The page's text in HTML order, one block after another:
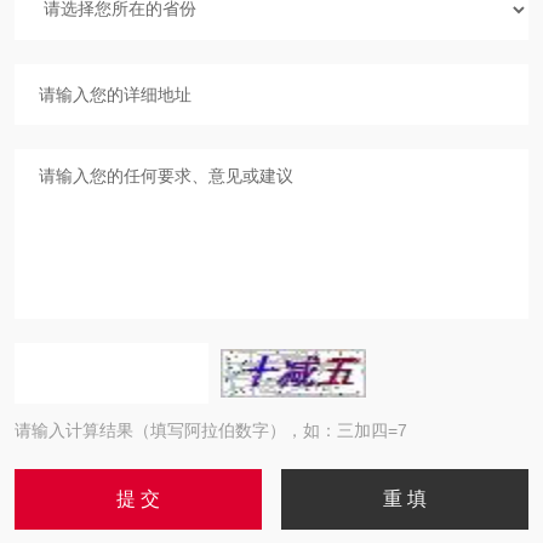
请输入计算结果（填写阿拉伯数字），如：三加四=7